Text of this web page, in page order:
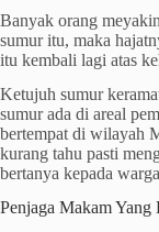
Banyak orang
sumur itu, maka
itu kembali lagi atas
Ketujuh sumur
sumur ada di areal
bertempat di wilayah
kurang tahu pasti
bertanya kepada
Penjaga Makam Yang